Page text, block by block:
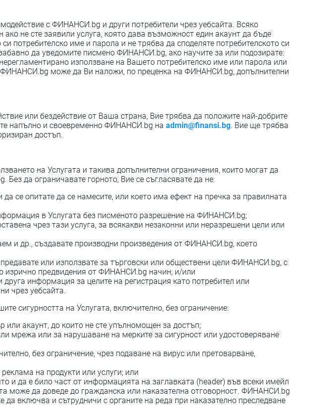
с ФИНАНСИ.bg и други потребители чрез уебсайта. Всяко
не сте заявили услуга, която дава възможност един акаунт да бъде
потребителско име и парола и не трябва да споделяте потребителското си
да уведомите писмено ФИНАНСИ.bg, ако научите за или подозирате:
използване на Вашето потребителско име или парола или
ФИНАНСИ.bg може да Ви наложи, по преценка на ФИНАНСИ.bg, допълнителни
или бездействие от Ваша страна, Вие трябва да положите най-добрите
напълно и своевременно ФИНАНСИ.bg на admin@finansi.bg. Вие ще трябва
достъп.
на Услугата и такива допълнителни ограничения, които могат да
да ограничавате горното, Вие се съгласявате да не:
се опитате да се намесите, или което има ефект на пречка за правилната
в Услугата без писменото разрешение на ФИНАНСИ.bg;
чрез тази услуга, за всякакви незаконни или неразрешени цели или
и др., създавате производни произведения от ФИНАНСИ.bg, което
или използвате за търговски или обществени цели ФИНАНСИ.bg, с
изрично предвидения от ФИНАНСИ.bg начин; и/или
информация за целите на регистрация като потребител или
чрез уебсайта.
сигурността на Услугата, включително, без ограничение:
или акаунт, до които не сте упълномощен за достъп;
мрежа или за нарушаване на мерките за сигурност или удостоверяване
без ограничение, чрез подаване на вирус или претоварване,
на продукти или услуги; или
и да е било част от информацията на заглавката (header) във всеки имейл
може да доведе до гражданска или наказателна отговорност. ФИНАНСИ.bg
включва и сътрудничи с органите на реда при наказателно преследване